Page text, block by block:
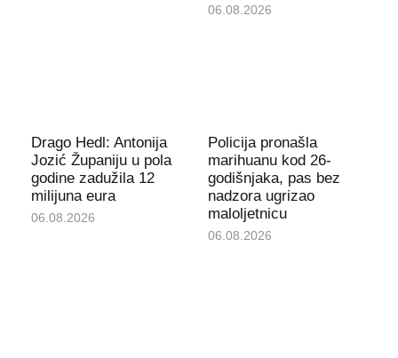
06.08.2026
Drago Hedl: Antonija
Jozić Županiju u pola
godine zadužila 12
milijuna eura
06.08.2026
Policija pronašla
marihuanu kod 26-
godišnjaka, pas bez
nadzora ugrizao
maloljetnicu
06.08.2026